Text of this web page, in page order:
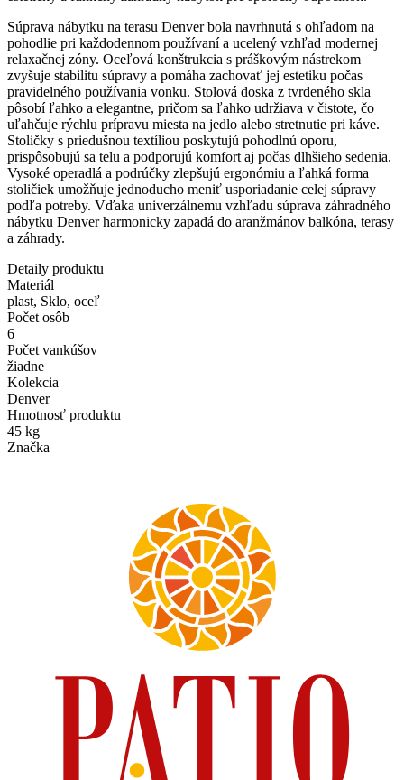
Súprava nábytku na terasu Denver bola navrhnutá s ohľadom na
pohodlie pri každodennom používaní a ucelený vzhľad modernej
relaxačnej zóny. Oceľová konštrukcia s práškovým nástrekom
zvyšuje stabilitu súpravy a pomáha zachovať jej estetiku počas
pravidelného používania vonku. Stolová doska z tvrdeného skla
pôsobí ľahko a elegantne, pričom sa ľahko udržiava v čistote, čo
uľahčuje rýchlu prípravu miesta na jedlo alebo stretnutie pri káve.
Stoličky s priedušnou textíliou poskytujú pohodlnú oporu,
prispôsobujú sa telu a podporujú komfort aj počas dlhšieho sedenia.
Vysoké operadlá a podrúčky zlepšujú ergonómiu a ľahká forma
stoličiek umožňuje jednoducho meniť usporiadanie celej súpravy
podľa potreby. Vďaka univerzálnemu vzhľadu súprava záhradného
nábytku Denver harmonicky zapadá do aranžmánov balkóna, terasy
a záhrady.
Detaily produktu
Materiál
plast, Sklo, oceľ
Počet osôb
6
Počet vankúšov
žiadne
Kolekcia
Denver
Hmotnosť produktu
45 kg
Značka